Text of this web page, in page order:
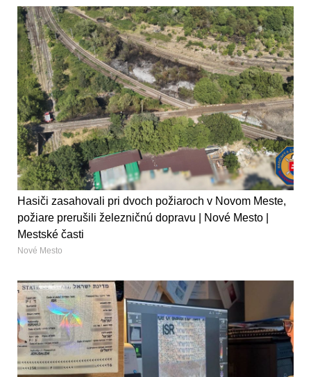
Hasiči zasahovali pri dvoch požiaroch v Novom Meste,
požiare prerušili železničnú dopravu | Nové Mesto |
Mestské časti
Nové Mesto